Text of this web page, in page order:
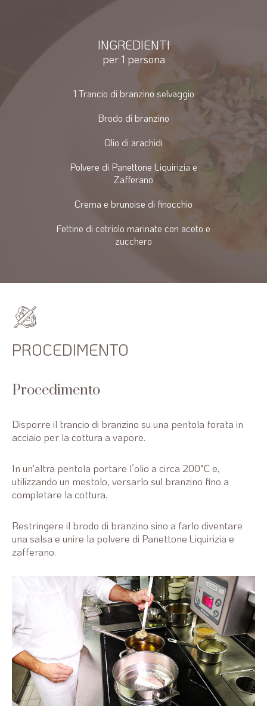
INGREDIENTI
per 1 persona
1 Trancio di branzino selvaggio
Brodo di branzino
Olio di arachidi
Polvere di Panettone Liquirizia e
Zafferano
Crema e brunoise di finocchio
Fettine di cetriolo marinate con aceto e
zucchero
PROCEDIMENTO
Procedimento
Disporre il trancio di branzino su una pentola forata in
acciaio per la cottura a vapore.
In un'altra pentola portare l’olio a circa 200°C e,
utilizzando un mestolo, versarlo sul branzino fino a
completare la cottura.
Restringere il brodo di branzino sino a farlo diventare
una salsa e unire la polvere di Panettone Liquirizia e
zafferano.